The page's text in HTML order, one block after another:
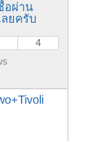
อผ่าน
ลยครับ
4